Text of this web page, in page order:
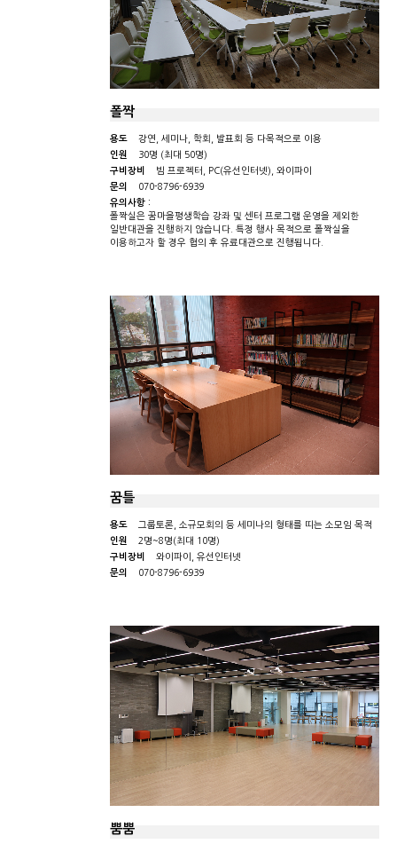
폴짝
용도
강연, 세미나, 학회, 발표회 등 다목적으로 이용
인원
30명 (최대 50명)
구비장비
빔 프로젝터, PC(유선인터넷), 와이파이
문의
070-8796-6939
유의사항 :
폴짝실은 꿈마을평생학습 강좌 및 센터 프로그램 운영을 제외한
일반대관을 진행하지 않습니다. 특정 행사 목적으로 폴짝실을
이용하고자 할 경우 협의 후 유료대관으로 진행됩니다.
꿈틀
용도
그룹토론, 소규모회의 등 세미나의 형태를 띠는 소모임 목적
인원
2명~8명(최대 10명)
구비장비
와이파이, 유선인터넷
문의
070-8796-6939
뿜뿜